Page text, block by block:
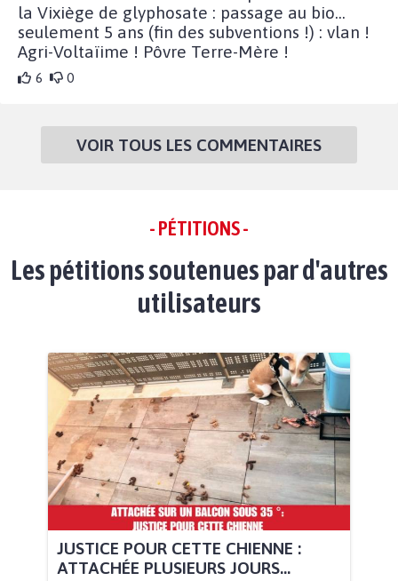
la Vixiège de glyphosate : passage au bio...
seulement 5 ans (fin des subventions !) : vlan !
Agri-Voltaïime ! Pôvre Terre-Mère !
6 0
VOIR TOUS LES COMMENTAIRES
- PÉTITIONS -
Les pétitions soutenues par d'autres
utilisateurs
JUSTICE POUR CETTE CHIENNE :
ATTACHÉE PLUSIEURS JOURS...